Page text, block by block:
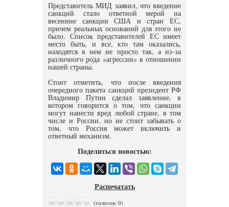
Представитель МИД заявил, что введение
санкций стало ответной мерой на
весенние санкции США и стран ЕС,
причем реальных оснований для этого не
было. Список представителей ЕС имеет
место быть, и все, кто там оказались,
находятся в нем не просто так, а из-за
различного рода «агрессии» в отношении
нашей страны.
Стоит отметить, что после введения
очередного пакета санкций президент РФ
Владимир Путин сделал заявление, в
котором говорится о том, что санкции
могут нанести вред любой стране, в том
числе и России, но не стоит забывать о
том, что Россия может включить и
ответный механизм.
Поделиться новостью:
Распечатать
(голосов: 0)